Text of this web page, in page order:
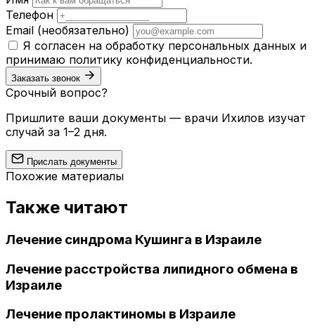
Телефон
Email (необязательно)
Я согласен на обработку персональных данных и
принимаю политику конфиденциальности.
Заказать звонок
Срочный вопрос?
Пришлите ваши документы — врачи Ихилов изучат
случай за 1–2 дня.
Прислать документы
Похожие материалы
Также читают
Лечение синдрома Кушинга в Израиле
Лечение расстройства липидного обмена в
Израиле
Лечение пролактиномы в Израиле